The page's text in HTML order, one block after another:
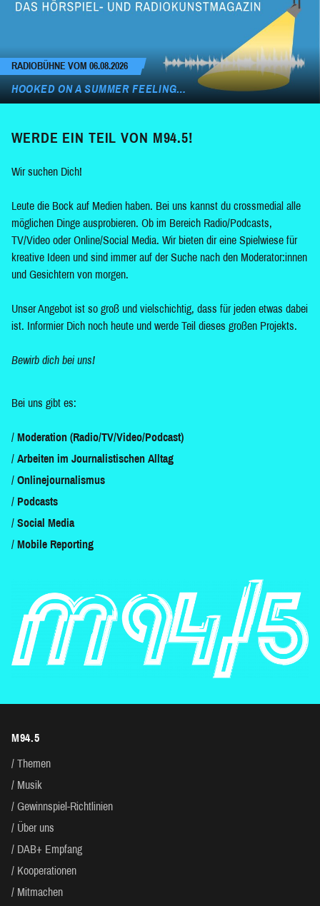
RADIOBÜHNE VOM 06.08.2026
HOOKED ON A SUMMER FEELING…
WERDE EIN TEIL VON M94.5!
Wir suchen Dich!
Leute die Bock auf Medien haben. Bei uns kannst du crossmedial alle
möglichen Dinge ausprobieren. Ob im Bereich Radio/Podcasts,
TV/Video oder Online/Social Media. Wir bieten dir eine Spielwiese für
kreative Ideen und sind immer auf der Suche nach den Moderator:innen
und Gesichtern von morgen.
Unser Angebot ist so groß und vielschichtig, dass für jeden etwas dabei
ist. Informier Dich noch heute und werde Teil dieses großen Projekts.
Bewirb dich bei uns!
Bei uns gibt es:
Moderation (Radio/TV/Video/Podcast)
Arbeiten im Journalistischen Alltag
Onlinejournalismus
Podcasts
Social Media
Mobile Reporting
M94.5
Themen
Musik
Gewinnspiel-Richtlinien
Über uns
DAB+ Empfang
Kooperationen
Mitmachen